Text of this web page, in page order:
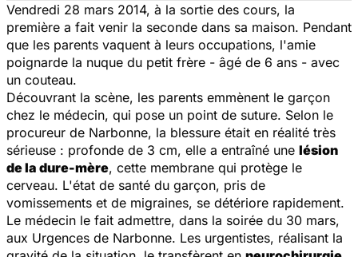
Vendredi 28 mars 2014, à la sortie des cours, la
première a fait venir la seconde dans sa maison. Pendant
que les parents vaquent à leurs occupations, l'amie
poignarde la nuque du petit frère - âgé de 6 ans - avec
un couteau.
Découvrant la scène, les parents emmènent le garçon
chez le médecin, qui pose un point de suture. Selon le
procureur de Narbonne, la blessure était en réalité très
sérieuse : profonde de 3 cm, elle a entraîné une lésion
de la dure-mère, cette membrane qui protège le
cerveau. L'état de santé du garçon, pris de
vomissements et de migraines, se détériore rapidement.
Le médecin le fait admettre, dans la soirée du 30 mars,
aux Urgences de Narbonne. Les urgentistes, réalisant la